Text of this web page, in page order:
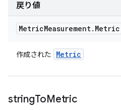
戻り値
MetricMeasurement. Metric
作成された Metric
stringToMetric